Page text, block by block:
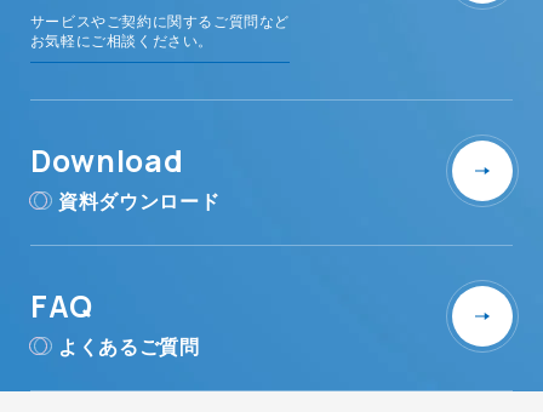
サービスやご契約に関するご質問など
お気軽にご相談ください。
Download
資料ダウンロード
FAQ
よくあるご質問